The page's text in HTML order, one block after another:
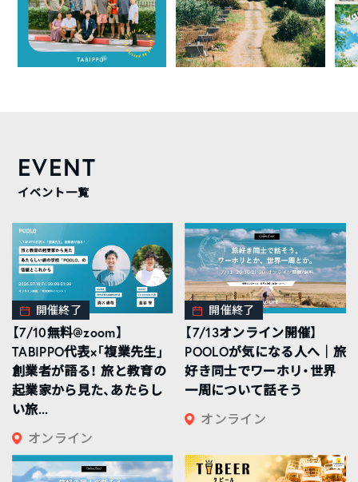
EVENT
イベント一覧
開催終了
【7/10無料@zoom】
TABIPPO代表×「複業先生」
創業者が語る！ 旅と教育の
起業家から見た、あたらし
い旅...
オンライン
開催終了
【7/13オンライン開催】
POOLOが気になる人へ｜旅
好き同士でワーホリ・世界
一周について話そう
オンライン